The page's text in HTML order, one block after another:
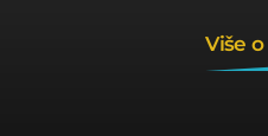
Više